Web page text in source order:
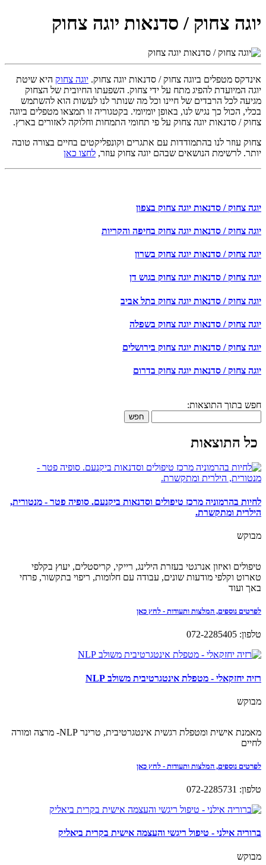
יוגה צחוק / סדנאות יוגה צחוק
אינדקס מטפלים ביוגה צחוק / סדנאות יוגה צחוק. יוגה צחוק היא שיטת
יוגה המיועדת להפיג מתח על ידי צחוק. השפעתו החיובית של הצחוק
מגיעה לכל הרבדים של חיינו וכל מה שנותר לנו לעשות הוא להשתמש
בכלי, הכול כך נגיש לנו, באופן יומיומי. בקטגוריה זו תמצאו מטפלים ביוגה
צחוק / סדנאות יוגה צחוק על פי תחומי התמחות וחלוקה לאזורים בארץ.
צחוק עוזר לנו בהתמודדות עם אתגרים וקונפליקטים בחיים בצורה טובה
יותר. לרשימת הנושאים שבהם יוגה צחוק עוזר, לחצו כאן
יוגה צחוק / סדנאות יוגה צחוק בצפון
יוגה צחוק / סדנאות יוגה צחוק בחיפה והקריות
יוגה צחוק / סדנאות יוגה צחוק בשרון
יוגה צחוק / סדנאות יוגה צחוק בגוש דן
יוגה צחוק / סדנאות יוגה צחוק בתל אביב
יוגה צחוק / סדנאות יוגה צחוק בשפלה
יוגה צחוק / סדנאות יוגה צחוק בירושלים
יוגה צחוק / סדנאות יוגה צחוק בדרום
חפש בתוך התוצאות:
חפש
כל התוצאות
לחיות בהרמוניה מרכז טיפולים וסדנאות ביקנעם. סופיה פטר - מנטורית,
הילרית ומתקשרת.
מבוקש
טיפולים ואיזון אנרגטי בעזרת הילינג, רייקי, קריסטלים, יעוץ בקלפי
טארוט וקלפי מודעות שונים, עבודה עם חלומות, ריפוי בתקשור, פרחי
באך ועוד
לפרטים נוספים, המלצות ותעודות - לחץ כאן
טלפון: 072-2285405
רזיה יחזקאלי - מטפלת אינטגרטיבית משולב NLP
מבוקש
מאמנת אישית ומטפלת רגשית אינטגרטיבית, טרינר NLP- מרצה ומורה
לחיים
לפרטים נוספים, המלצות ותעודות - לחץ כאן
טלפון: 072-2285731
ברוריה אילני - טיפול ריגשי והעצמה אישית בקרית ביאליק
מבוקש